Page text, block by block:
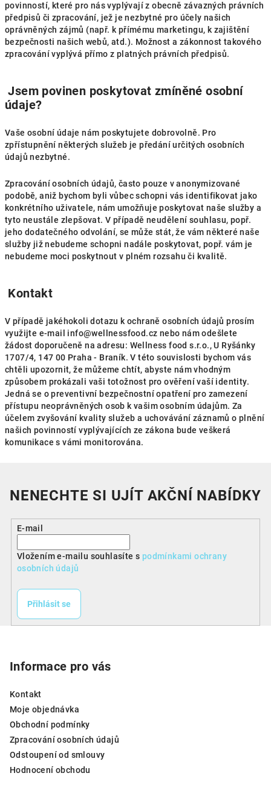
povinností, které pro nás vyplývají z obecně závazných právních
předpisů či zpracování, jež je nezbytné pro účely našich
oprávněných zájmů (např. k přímému marketingu, k zajištění
bezpečnosti našich webů, atd.). Možnost a zákonnost takového
zpracování vyplývá přímo z platných právních předpisů.
Jsem povinen poskytovat zmíněné osobní
údaje?
Vaše osobní údaje nám poskytujete dobrovolně. Pro
zpřístupnění některých služeb je předání určitých osobních
údajů nezbytné.
Zpracování osobních údajů, často pouze v anonymizované
podobě, aniž bychom byli vůbec schopni vás identifikovat jako
konkrétního uživatele, nám umožňuje poskytovat naše služby a
tyto neustále zlepšovat. V případě neudělení souhlasu, popř.
jeho dodatečného odvolání, se může stát, že vám některé naše
služby již nebudeme schopni nadále poskytovat, popř. vám je
nebudeme moci poskytnout v plném rozsahu či kvalitě.
Kontakt
V případě jakéhokoli dotazu k ochraně osobních údajů prosím
využijte e-mail info@wellnessfood.cz nebo nám odešlete
žádost doporučeně na adresu: Wellness food s.r.o., U Ryšánky
1707/4, 147 00 Praha - Braník. V této souvislosti bychom vás
chtěli upozornit, že můžeme chtít, abyste nám vhodným
způsobem prokázali vaši totožnost pro ověření vaší identity.
Jedná se o preventivní bezpečnostní opatření pro zamezení
přístupu neoprávněných osob k vašim osobním údajům. Za
účelem zvyšování kvality služeb a uchovávání záznamů o plnění
našich povinností vyplývajících ze zákona bude veškerá
komunikace s vámi monitorována.
NENECHTE SI UJÍT AKČNÍ NABÍDKY
E-mail
Vložením e-mailu souhlasíte s podmínkami ochrany
osobních údajů
Přihlásit se
Informace pro vás
Kontakt
Moje objednávka
Obchodní podmínky
Zpracování osobních údajů
Odstoupení od smlouvy
Hodnocení obchodu